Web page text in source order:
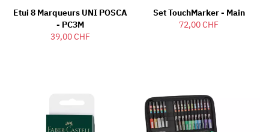
Etui 8 Marqueurs UNI POSCA
- PC3M
39,00 CHF
Set TouchMarker - Main
72,00 CHF